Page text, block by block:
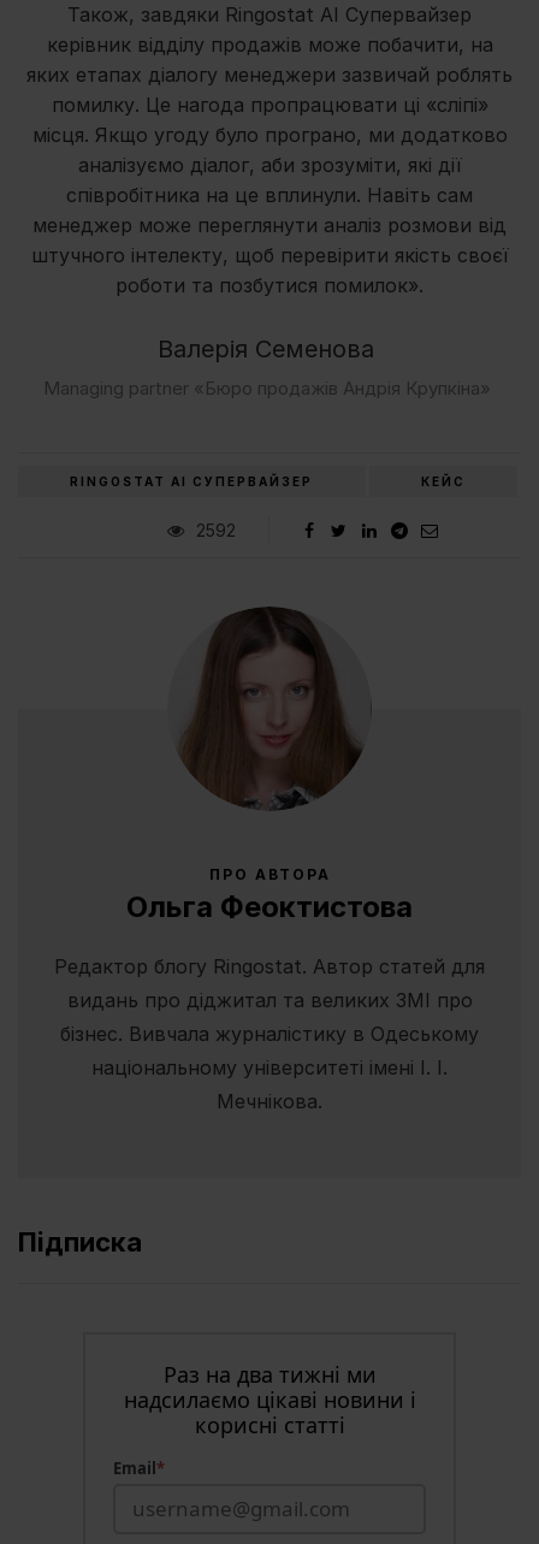
Також, завдяки Ringostat AI Супервайзер
керівник відділу продажів може побачити, на
яких етапах діалогу менеджери зазвичай роблять
помилку. Це нагода пропрацювати ці «сліпі»
місця. Якщо угоду було програно, ми додатково
аналізуємо діалог, аби зрозуміти, які дії
співробітника на це вплинули. Навіть сам
менеджер може переглянути аналіз розмови від
штучного інтелекту, щоб перевірити якість своєї
роботи та позбутися помилок».
Валерія Семенова
Managing partner «Бюро продажів Андрія Крупкіна»
RINGOSTAT AI СУПЕРВАЙЗЕР КЕЙС
2592
ПРО АВТОРА
Ольга Феоктистова
Редактор блогу Ringostat. Автор статей для
видань про діджитал та великих ЗМІ про
бізнес. Вивчала журналістику в Одеському
національному університеті імені І. І.
Мечнікова.
Підписка
Раз на два тижні ми
надсилаємо цікаві новини і
корисні статті
Email*